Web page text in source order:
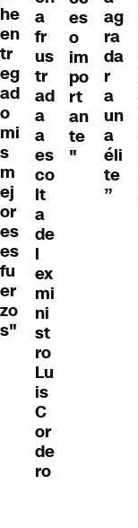
he
en
tr
eg
ad
o
mi
s
m
ej
or
es
es
fu
er
zo
s"
a
fr
us
tr
ad
a
a
es
co
lt
a
de
l
ex
mi
ni
st
ro
Lu
is
C
or
de
ro
es
o
im
po
rt
an
te
"
ag
ra
da
r
a
un
a
éli
te
”